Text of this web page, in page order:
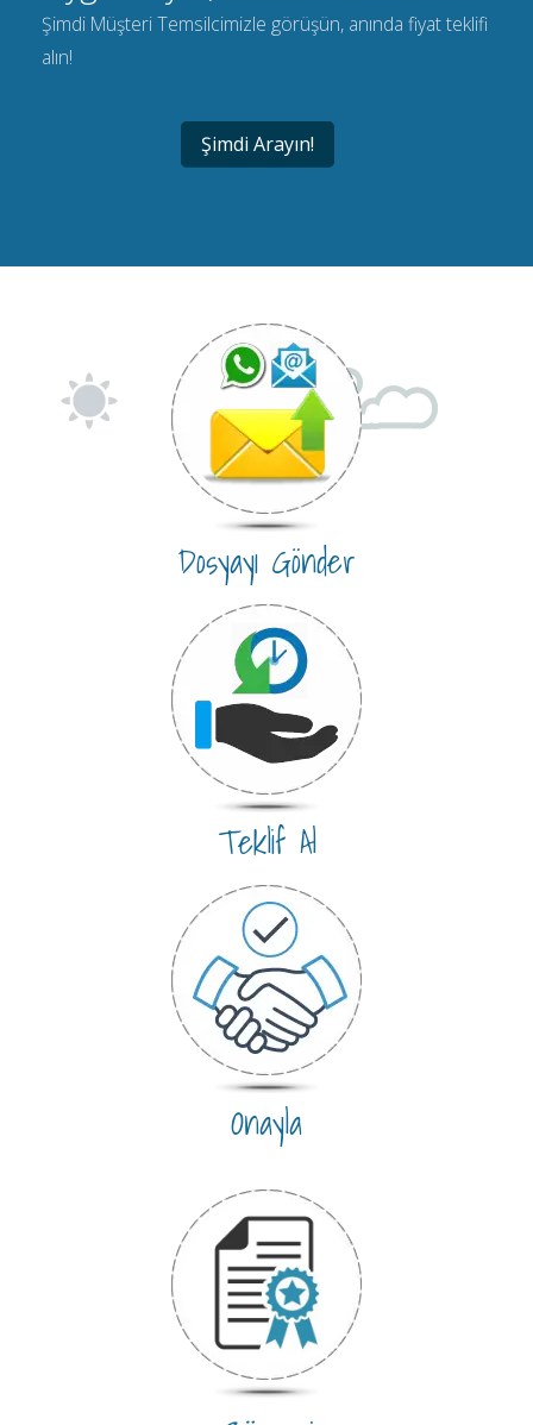
Şimdi Müşteri Temsilcimizle görüşün, anında fiyat teklifi
alın!
Şimdi Arayın!
Dosyayı Gönder
Teklif Al
Onayla